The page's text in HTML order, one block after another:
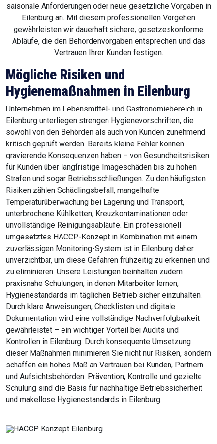
saisonale Anforderungen oder neue gesetzliche Vorgaben in
Eilenburg an. Mit diesem professionellen Vorgehen
gewährleisten wir dauerhaft sichere, gesetzeskonforme
Abläufe, die den Behördenvorgaben entsprechen und das
Vertrauen Ihrer Kunden festigen.
Mögliche Risiken und
Hygienemaßnahmen in Eilenburg
Unternehmen im Lebensmittel- und Gastronomiebereich in
Eilenburg unterliegen strengen Hygienevorschriften, die
sowohl von den Behörden als auch von Kunden zunehmend
kritisch geprüft werden. Bereits kleine Fehler können
gravierende Konsequenzen haben – von Gesundheitsrisiken
für Kunden über langfristige Imageschäden bis zu hohen
Strafen und sogar Betriebsschließungen. Zu den häufigsten
Risiken zählen Schädlingsbefall, mangelhafte
Temperaturüberwachung bei Lagerung und Transport,
unterbrochene Kühlketten, Kreuzkontaminationen oder
unvollständige Reinigungsabläufe. Ein professionell
umgesetztes HACCP-Konzept in Kombination mit einem
zuverlässigen Monitoring-System ist in Eilenburg daher
unverzichtbar, um diese Gefahren frühzeitig zu erkennen und
zu eliminieren. Unsere Leistungen beinhalten zudem
praxisnahe Schulungen, in denen Mitarbeiter lernen,
Hygienestandards im täglichen Betrieb sicher einzuhalten.
Durch klare Anweisungen, Checklisten und digitale
Dokumentation wird eine vollständige Nachverfolgbarkeit
gewährleistet – ein wichtiger Vorteil bei Audits und
Kontrollen in Eilenburg. Durch konsequente Umsetzung
dieser Maßnahmen minimieren Sie nicht nur Risiken, sondern
schaffen ein hohes Maß an Vertrauen bei Kunden, Partnern
und Aufsichtsbehörden. Prävention, Kontrolle und gezielte
Schulung sind die Basis für nachhaltige Betriebssicherheit
und makellose Hygienestandards in Eilenburg.